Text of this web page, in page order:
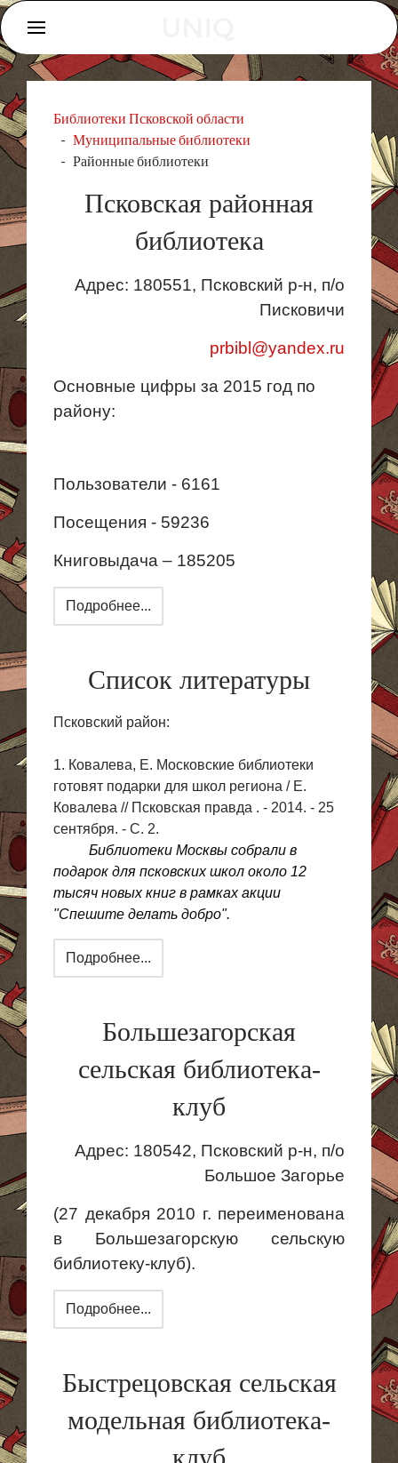
Библиотеки Псковской области
Муниципальные библиотеки
Районные библиотеки
Псковская районная
библиотека
Адрес: 180551, Псковский р-н, п/о
Писковичи
prbibl@yandex.ru
Основные цифры за 2015 год по
району:
Пользователи - 6161
Посещения - 59236
Книговыдача – 185205
Подробнее...
Список литературы
Псковский район:
1. Ковалева, Е. Московские библиотеки
готовят подарки для школ региона / Е.
Ковалева // Псковская правда . - 2014. - 25
сентября. - С. 2.
Библиотеки Москвы собрали в
подарок для псковских школ около 12
тысяч новых книг в рамках акции
"Спешите делать добро".
Подробнее...
Большезагорская
сельская библиотека-
клуб
Адрес: 180542, Псковский р-н, п/о
Большое Загорье
(27 декабря 2010 г. переименована
в Большезагорскую сельскую
библиотеку-клуб).
Подробнее...
Быстрецовская сельская
модельная библиотека-